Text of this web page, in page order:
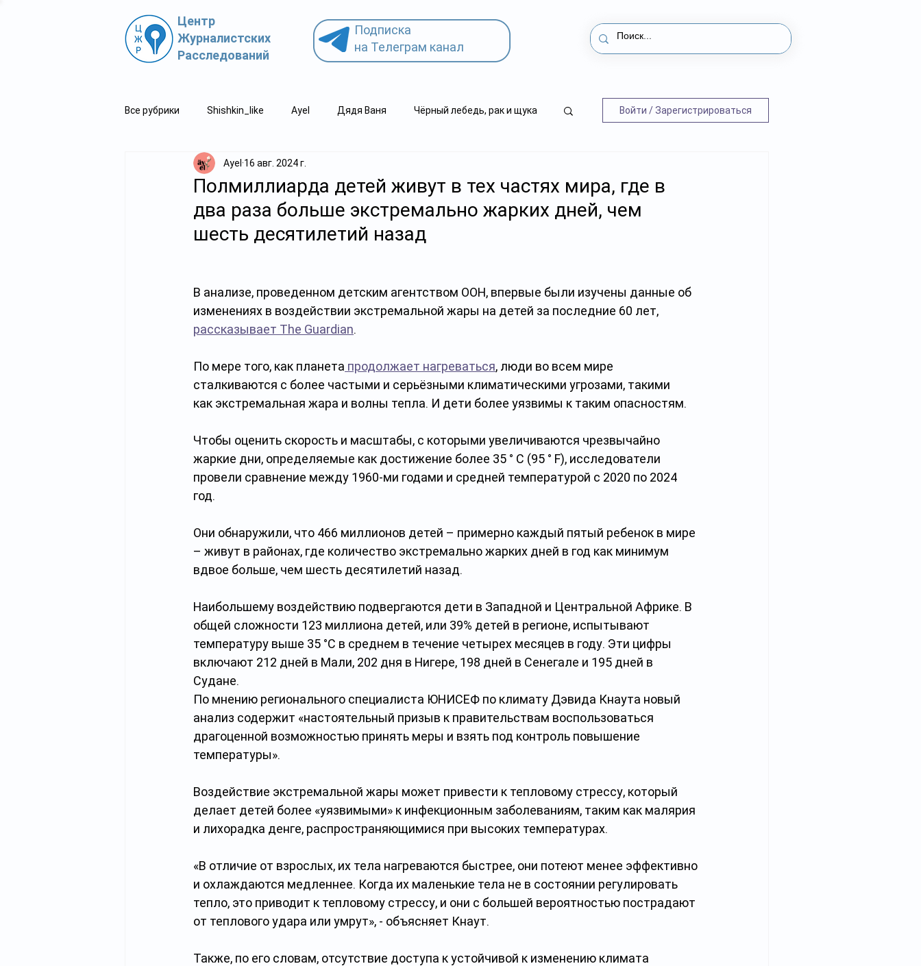
Центр
Журналистских
Расследований
Подписка
на Телеграм канал
Все рубрики Shishkin_like Ayel Дядя Ваня Чёрный лебедь, рак и щука
Политпросвет.kz Свидетель.kz
Войти / Зарегистрироваться
Полмиллиарда детей живут в тех частях мира, где в
два раза больше экстремально жарких дней, чем
шесть десятилетий назад
Ayel 16 авг. 2024 г.
В анализе, проведенном детским агентством ООН, впервые были изучены данные об
изменениях в воздействии экстремальной жары на детей за последние 60 лет,
рассказывает The Guardian.
По мере того, как планета продолжает нагреваться, люди во всем мире
сталкиваются с более частыми и серьёзными климатическими угрозами, такими
как экстремальная жара и волны тепла. И дети более уязвимы к таким опасностям.
Чтобы оценить скорость и масштабы, с которыми увеличиваются чрезвычайно
жаркие дни, определяемые как достижение более 35 ° C (95 ° F), исследователи
провели сравнение между 1960-ми годами и средней температурой с 2020 по 2024
год.
Они обнаружили, что 466 миллионов детей – примерно каждый пятый ребенок в мире
– живут в районах, где количество экстремально жарких дней в год как минимум
вдвое больше, чем шесть десятилетий назад.
Наибольшему воздействию подвергаются дети в Западной и Центральной Африке. В
общей сложности 123 миллиона детей, или 39% детей в регионе, испытывают
температуру выше 35 °C в среднем в течение четырех месяцев в году. Эти цифры
включают 212 дней в Мали, 202 дня в Нигере, 198 дней в Сенегале и 195 дней в
Судане.
По мнению регионального специалиста ЮНИСЕФ по климату Дэвида Кнаута новый
анализ содержит «настоятельный призыв к правительствам воспользоваться
драгоценной возможностью принять меры и взять под контроль повышение
температуры».
Воздействие экстремальной жары может привести к тепловому стрессу, который
делает детей более «уязвимыми» к инфекционным заболеваниям, таким как малярия
и лихорадка денге, распространяющимися при высоких температурах.
«В отличие от взрослых, их тела нагреваются быстрее, они потеют менее эффективно
и охлаждаются медленнее. Когда их маленькие тела не в состоянии регулировать
тепло, это приводит к тепловому стрессу, и они с большей вероятностью пострадают
от теплового удара или умрут», - объясняет Кнаут.
Также, по его словам, отсутствие доступа к устойчивой к изменению климата